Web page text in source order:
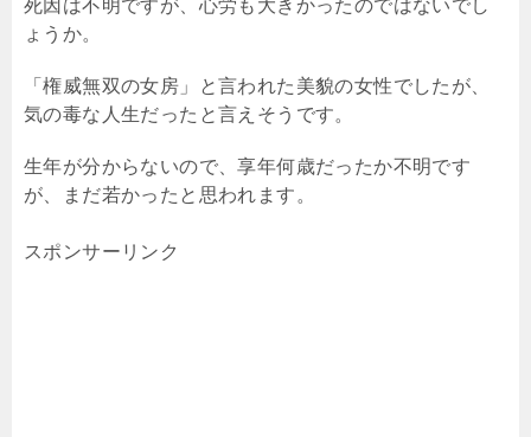
死因は不明ですが、心労も大きかったのではないでし
ょうか。
「権威無双の女房」と言われた美貌の女性でしたが、
気の毒な人生だったと言えそうです。
生年が分からないので、享年何歳だったか不明です
が、まだ若かったと思われます。
スポンサーリンク